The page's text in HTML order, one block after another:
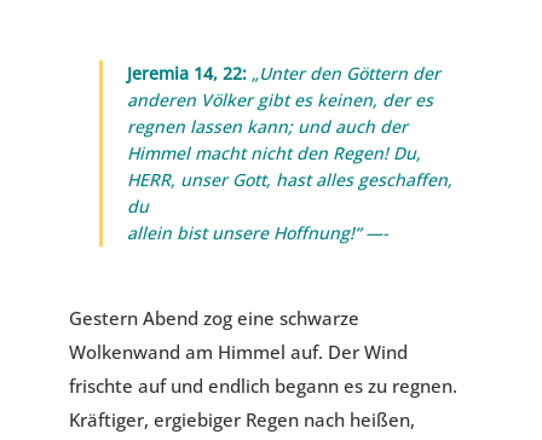
Jeremia 14, 22:„Unter den Göttern der
anderen Völker gibt es keinen, der es
regnen lassen kann; und auch der
Himmel macht nicht den Regen! Du,
HERR, unser Gott, hast alles geschaffen,
du
allein bist unsere Hoffnung!“ —-
Gestern Abend zog eine schwarze
Wolkenwand am Himmel auf. Der Wind
frischte auf und endlich begann es zu regnen.
Kräftiger, ergiebiger Regen nach heißen,